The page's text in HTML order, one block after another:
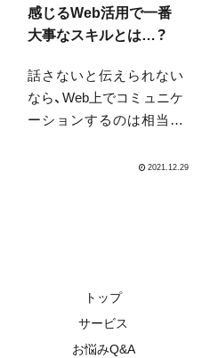
かも加齢臭とはまた違う
みたいですね。子供にそ
感じるWeb活用で一番
大事なスキルとは…？
話さないと伝えられない
なら、Web上でコミュニケ
ーションするのは相当難
は文字ベースですから。
す。現場の人が文章で発
信できるかどうか？これ
はとても大事です。
トップ
サービス
お悩みQ&A